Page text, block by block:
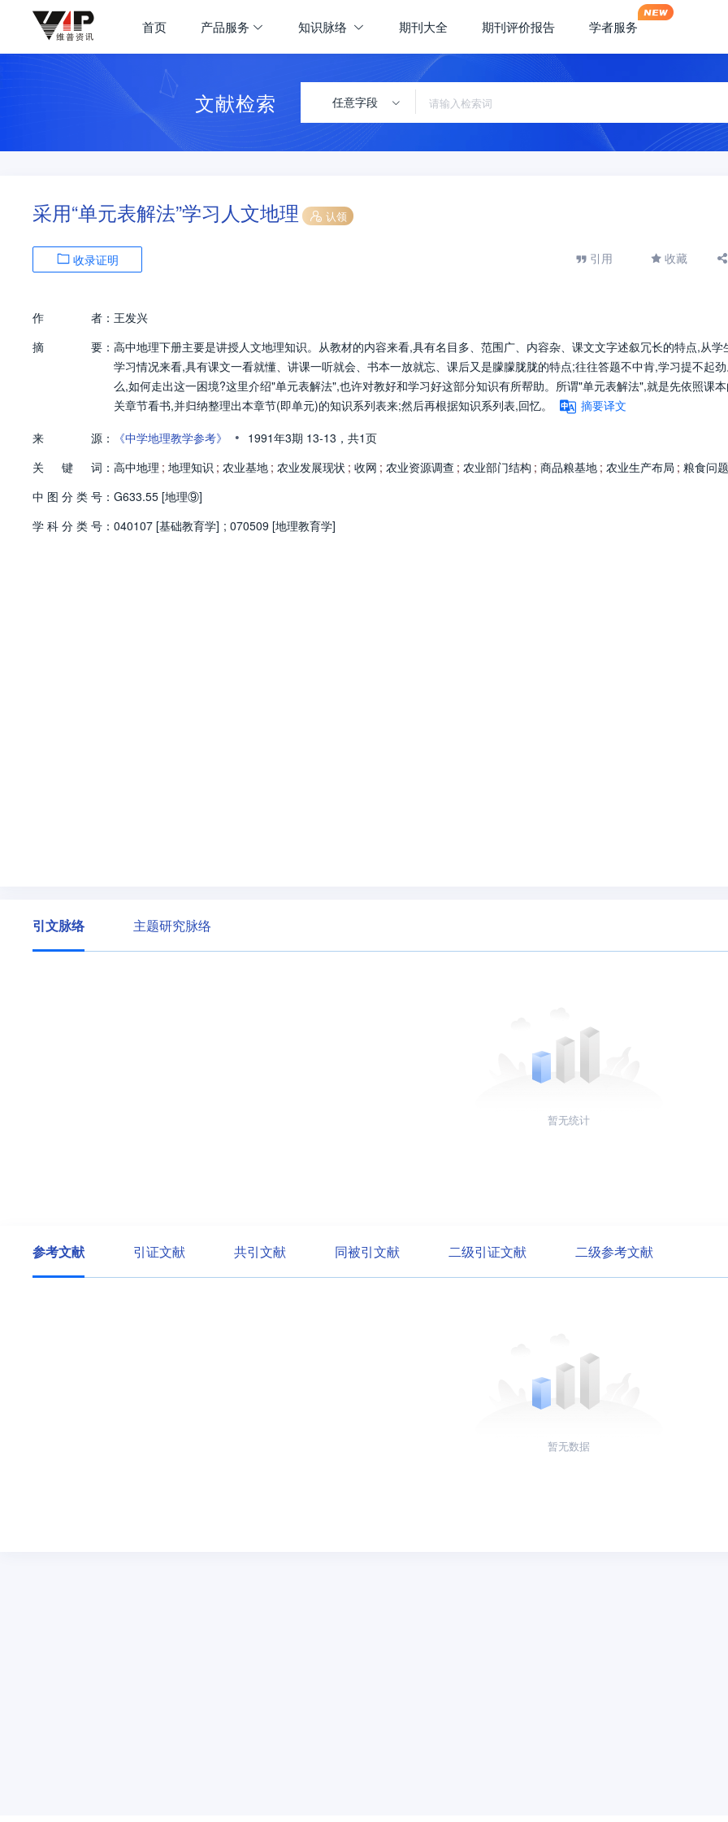
首页 产品服务 知识脉络 期刊大全 期刊评价报告 学者服务
文献检索 任意字段
采用“单元表解法”学习人文地理 认领
收录证明 引用 收藏
作 者： 王发兴
摘
要： 高中地理下册主要是讲授人文地理知识。从教材的内容来看,具有名目多、范围广、内容杂、课文文字述叙冗长的特点,从学
学习情况来看,具有课文一看就懂、讲课一听就会、书本一放就忘、课后又是朦朦胧胧的特点;往往答题不中肯,学习提不起
么,如何走出这一困境?这里介绍"单元表解法",也许对教好和学习好这部分知识有所帮助。所谓"单元表解法",就是先依照课
关章节看书,并归纳整理出本章节(即单元)的知识系列表来;然后再根据知识系列表,回忆。
摘要译文
来
源： 《中学地理教学参考》 • 1991年3期 13-13， 共1页
关
键 词： 高中地理 ; 地理知识 ; 农业基地 ; 农业发展现状 ; 收网 ; 农业资源调查 ; 农业部门结构 ; 商品粮基地 ; 农业生产布局 ; 粮食问题
中 图 分 类 号： G633.55 [地理⑨]
学 科 分 类 号： 040107 [基础教育学] ; 070509 [地理教育学]
引文脉络 主题研究脉络
暂无统计
参考文献 引证文献 共引文献 同被引文献 二级引证文献 二级参考文献
暂无数据